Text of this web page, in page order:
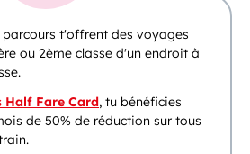
parcours t'offrent des voyages
ou 2ème classe d'un endroit à
Half Fare Card, tu bénéficies
de 50% de réduction sur tous